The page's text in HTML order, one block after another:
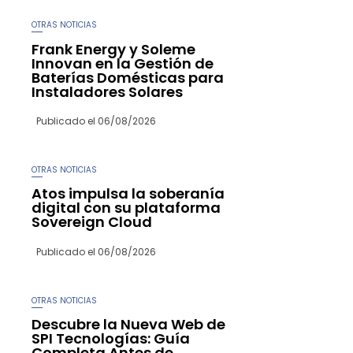
OTRAS NOTICIAS
Frank Energy y Soleme
Innovan en la Gestión de
Baterías Domésticas para
Instaladores Solares
Publicado el 06/08/2026
OTRAS NOTICIAS
Atos impulsa la soberanía
digital con su plataforma
Sovereign Cloud
Publicado el 06/08/2026
OTRAS NOTICIAS
Descubre la Nueva Web de
SPI Tecnologías: Guía